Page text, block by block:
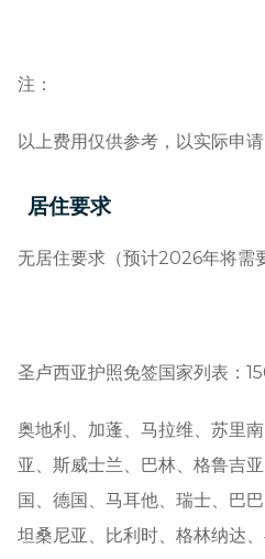
注：
以上费用仅供参考，以实际申请
居住要求
无居住要求（预计2026年将需
圣卢西亚护照免签国家列表：
奥地利、加蓬、马拉维、苏里
亚、斯威士兰、巴林、格鲁吉
国、德国、马耳他、瑞士、巴
坦桑尼亚、比利时、格林纳达